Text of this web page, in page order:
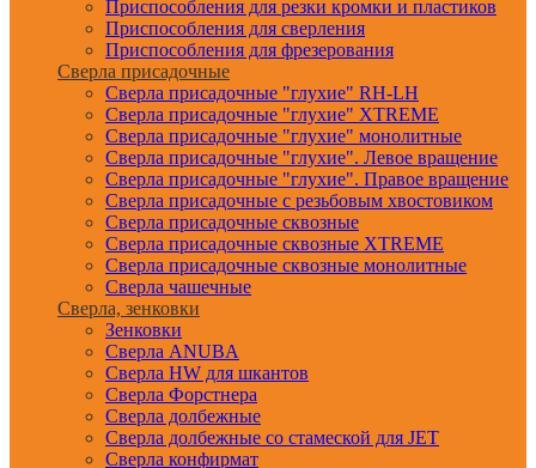
Приспособления для резки кромки и пластиков
Приспособления для сверления
Приспособления для фрезерования
Сверла присадочные
Сверла присадочные "глухие" RH-LH
Сверла присадочные "глухие" XTREME
Сверла присадочные "глухие" монолитные
Сверла присадочные "глухие". Левое вращение
Сверла присадочные "глухие". Правое вращение
Сверла присадочные с резьбовым хвостовиком
Сверла присадочные сквозные
Сверла присадочные сквозные XTREME
Сверла присадочные сквозные монолитные
Сверла чашечные
Сверла, зенковки
Зенковки
Сверла ANUBA
Сверла HW для шкантов
Сверла Форстнера
Сверла долбежные
Сверла долбежные со стамеской для JET
Сверла конфирмат